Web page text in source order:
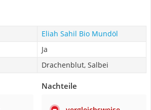
Eliah Sahil Bio Mundöl
Ja
Drachenblut, Salbei
Nachteile